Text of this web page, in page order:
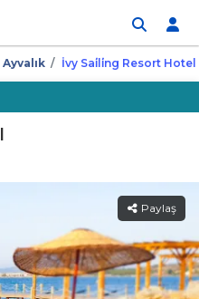
Ayvalık İvy Sai̇li̇ng Resort Hotel
Paylaş